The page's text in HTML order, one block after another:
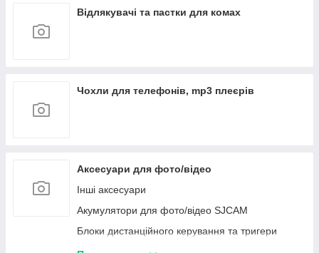
Відлякувачі та пастки для комах
Чохли для телефонів, mp3 плеєрів
Аксесуари для фото/відео
Інші аксесуари
Акумулятори для фото/відео SJCAM
Блоки дистанційного керування та тригери